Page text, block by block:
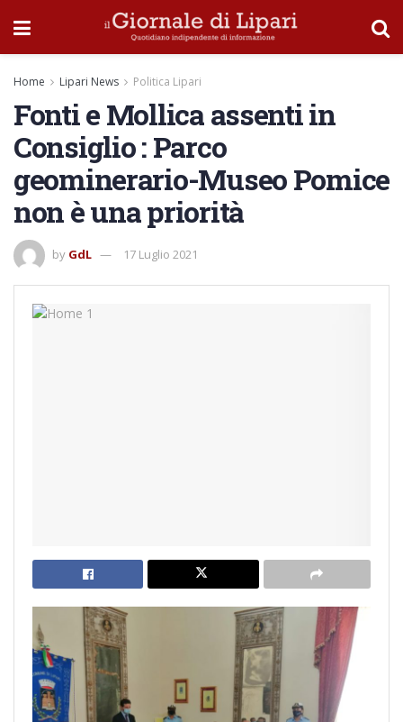
Home Lipari News Politica Lipari
Fonti e Mollica assenti in
Consiglio : Parco
geominerario-Museo Pomice
non è una priorità
by GdL 17 Luglio 2021